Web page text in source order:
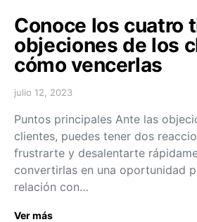
Conoce los cuatro
objeciones de los
cómo vencerlas
julio 12, 2023
Puntos principales Ante las
clientes, puedes tener dos
frustrarte y desalentarte
convertirlas en una oportunidad
relación con…
Ver más